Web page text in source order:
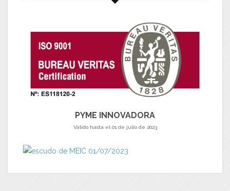
PYME INNOVADORA
Válido hasta el 01 de julio de 2023